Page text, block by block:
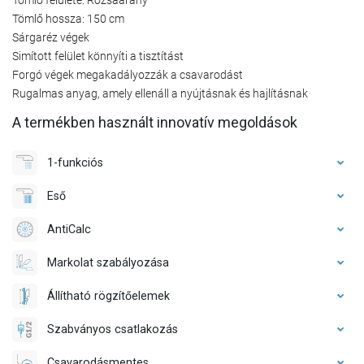
Tömlő hossza: 150 cm
Sárgaréz végek
Simított felület könnyíti a tisztítást
Forgó végek megakadályozzák a csavarodást
Rugalmas anyag, amely ellenáll a nyújtásnak és hajlításnak
A termékben használt innovatív megoldások
1-funkciós
Eső
AntiCalc
Markolat szabályozása
Állítható rögzítőelemek
Szabványos csatlakozás